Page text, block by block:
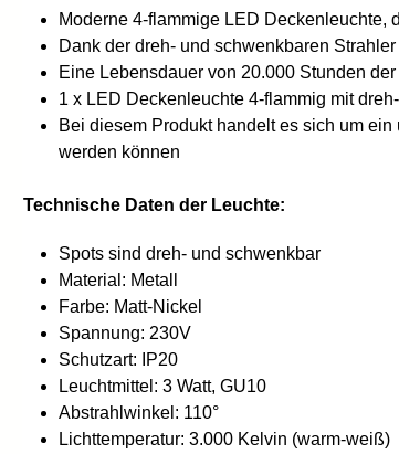
Moderne 4-flammige LED Deckenleuchte,
Dank der dreh- und schwenkbaren
Eine Lebensdauer von 20.000 Stunden
1 x LED Deckenleuchte 4-flammig mit
Bei diesem Produkt handelt es sich um
werden können
Technische Daten der Leuchte:
Spots sind dreh- und schwenkbar
Material: Metall
Farbe: Matt-Nickel
Spannung: 230V
Schutzart: IP20
Leuchtmittel: 3 Watt, GU10
Abstrahlwinkel: 110°
Lichttemperatur: 3.000 Kelvin (warm-weiß)